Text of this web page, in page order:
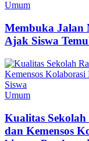
Umum
Membuka Jalan
Ajak Siswa
Umum
Kualitas
dan Kemensos